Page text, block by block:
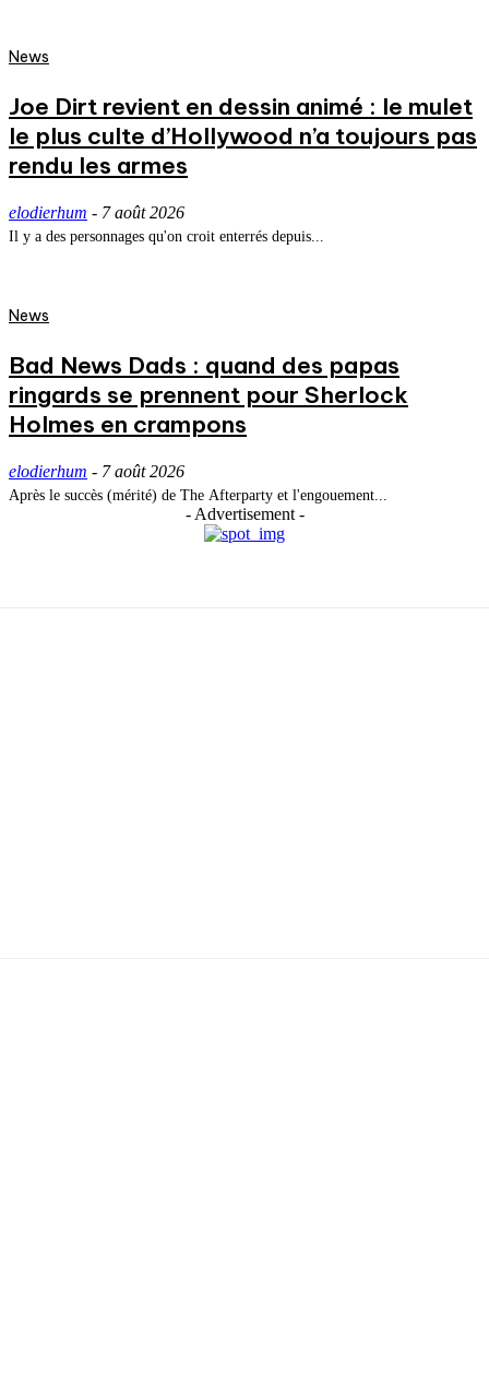
News
Joe Dirt revient en dessin animé : le mulet
le plus culte d’Hollywood n’a toujours pas
rendu les armes
elodierhum - 7 août 2026
Il y a des personnages qu'on croit enterrés depuis...
News
Bad News Dads : quand des papas
ringards se prennent pour Sherlock
Holmes en crampons
elodierhum - 7 août 2026
Après le succès (mérité) de The Afterparty et l'engouement...
- Advertisement -